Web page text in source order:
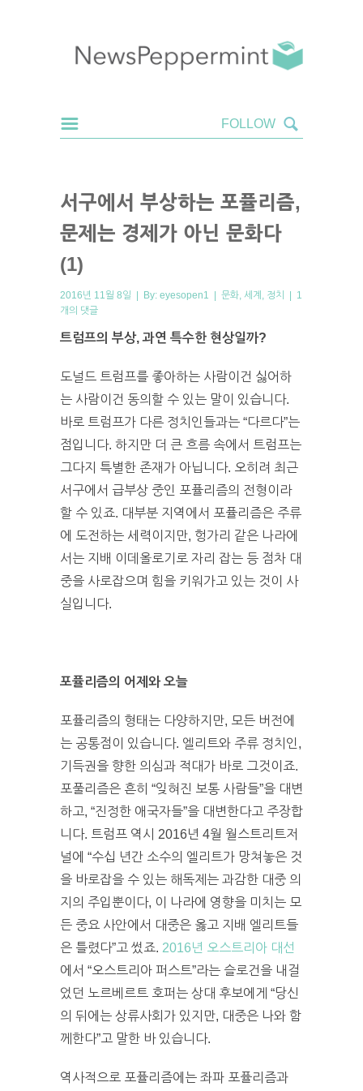
서구에서 부상하는 포퓰리즘,
문제는 경제가 아닌 문화다
(1)
2016년 11월 8일 | By: eyesopen1 | 문화 세계 정치 | 1
개의 댓글
트럼프의 부상, 과연 특수한 현상일까?
도널드 트럼프를 좋아하는 사람이건 싫어하
는 사람이건 동의할 수 있는 말이 있습니다.
바로 트럼프가 다른 정치인들과는 “다르다”는
점입니다. 하지만 더 큰 흐름 속에서 트럼프는
그다지 특별한 존재가 아닙니다. 오히려 최근
서구에서 급부상 중인 포퓰리즘의 전형이라
할 수 있죠. 대부분 지역에서 포퓰리즘은 주류
에 도전하는 세력이지만, 헝가리 같은 나라에
서는 지배 이데올로기로 자리 잡는 등 점차 대
중을 사로잡으며 힘을 키워가고 있는 것이 사
실입니다.
포퓰리즘의 어제와 오늘
포퓰리즘의 형태는 다양하지만, 모든 버전에
는 공통점이 있습니다. 엘리트와 주류 정치인,
기득권을 향한 의심과 적대가 바로 그것이죠.
포풀리즘은 흔히 “잊혀진 보통 사람들”을 대변
하고, “진정한 애국자들”을 대변한다고 주장합
니다. 트럼프 역시 2016년 4월 월스트리트저
널에 “수십 년간 소수의 엘리트가 망쳐놓은 것
을 바로잡을 수 있는 해독제는 과감한 대중 의
지의 주입뿐이다, 이 나라에 영향을 미치는 모
든 중요 사안에서 대중은 옳고 지배 엘리트들
은 틀렸다”고 썼죠. 2016년 오스트리아 대선
에서 “오스트리아 퍼스트”라는 슬로건을 내걸
었던 노르베르트 호퍼는 상대 후보에게 “당신
의 뒤에는 상류사회가 있지만, 대중은 나와 함
께한다”고 말한 바 있습니다.
역사적으로 포퓰리즘에는 좌파 포퓰리즘과